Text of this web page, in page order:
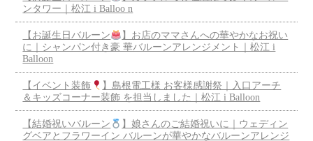
ンタワー｜松江 i Balloo n
【お誕生日バルーン
】お店のママさんへの華やかなお祝い
に｜シャンパン付き豪 華バルーンアレンジメント｜松江 i
Balloon
【イベント装飾
】島根電工様 お客様感謝祭｜入口アーチ
＆キッズコーナー装飾 を担当しました｜松江 i Balloon
【結婚祝いバルーン
】娘さんのご結婚祝いに｜ウェディン
グベアとフラワーイン バルーンが華やかなバルーンアレンジ